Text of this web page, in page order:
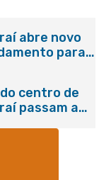
abre novo
para
centro de
passam a